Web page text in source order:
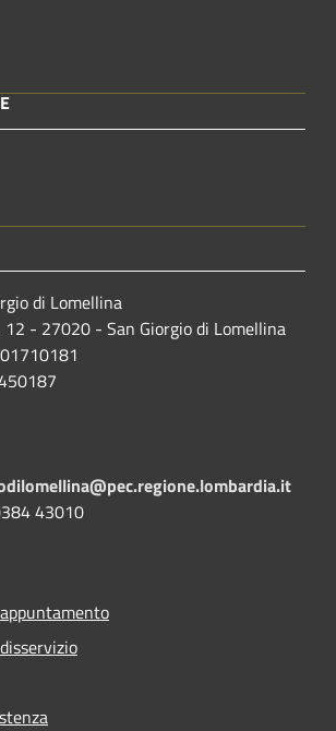
di Lomellina
12 - 27020 - San Giorgio di Lomellina
43010